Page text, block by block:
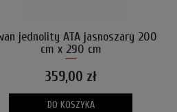
jednolity ATA jasnoszary 200
cm x 290 cm
359,00 zł
DO KOSZYKA